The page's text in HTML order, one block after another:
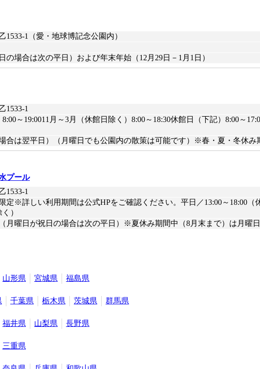
1533-1（愛・地球博記念公園内）
の場合は次の平日）および年末年始（12月29日－1月1日）
1533-1
～19:0011月～3月（休館日除く）8:00～18:30休館日（下記）8:00
合は翌平日）（月曜日でも公園内の散策は可能です）※春・夏・冬休み
プール
1533-1
定※詳しい利用期間は公式HPをご確認ください。平日／13:00～18:00
）
月曜日が祝日の場合は次の平日）※夏休み期間中（8月末まで）は月曜日
山形県 宮城県 福島県
千葉県 栃木県 茨城県 群馬県
福井県 山梨県 長野県
三重県